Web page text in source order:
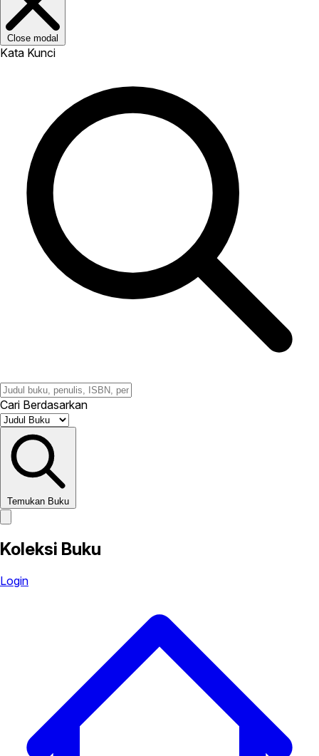
Close modal
Kata Kunci
Cari Berdasarkan
Temukan Buku
Koleksi Buku
Login